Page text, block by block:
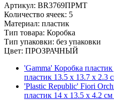
Артикул: BR3769ПРМТ
Количество ячеек: 5
Материал: пластик
Тип товара: Коробка
Тип упаковки: без упаковки
Цвет: ПРОЗРАЧНЫЙ
'Gamma' Коробка
пластик 13.5 x 13.7 x 2.3
'Plastic Republic' Fiori
пластик 14 x 13.5 x 4.2